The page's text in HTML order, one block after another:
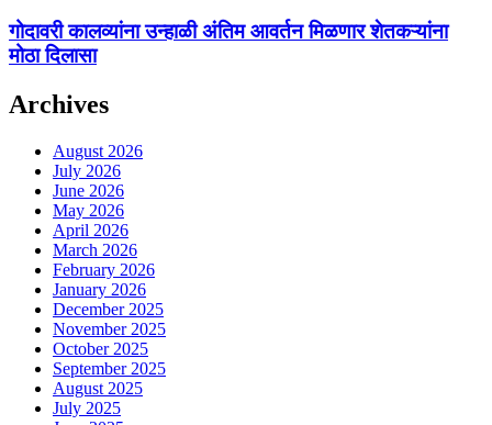
गोदावरी कालव्यांना उन्हाळी अंतिम आवर्तन मिळणार शेतकऱ्यांना
मोठा दिलासा
Archives
August 2026
July 2026
June 2026
May 2026
April 2026
March 2026
February 2026
January 2026
December 2025
November 2025
October 2025
September 2025
August 2025
July 2025